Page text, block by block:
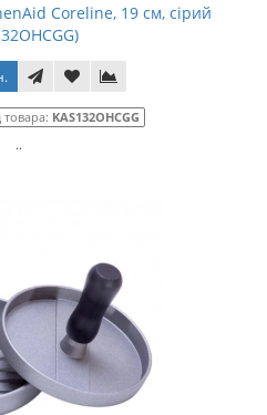
Coreline, 19 см, сірий
товара: KAS132OHCGG
..